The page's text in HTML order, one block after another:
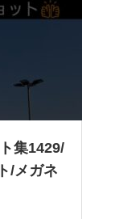
集1429/
/メガネ